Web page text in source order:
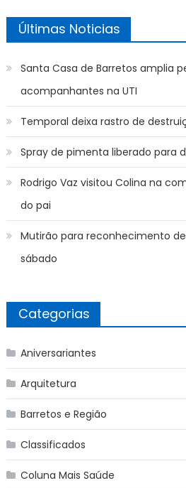
Últimas Noticias
Santa Casa de Barretos amplia
acompanhantes na UTI
Temporal deixa rastro de
Spray de pimenta liberado para
Rodrigo Vaz visitou Colina na
do pai
Mutirão para reconhecimento
sábado
Categorias
Aniversariantes
Arquitetura
Barretos e Região
Classificados
Coluna Mais Saúde